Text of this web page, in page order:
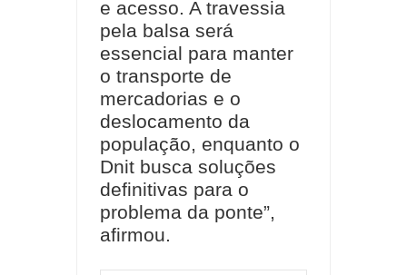
e acesso. A travessia
pela balsa será
essencial para manter
o transporte de
mercadorias e o
deslocamento da
população, enquanto o
Dnit busca soluções
definitivas para o
problema da ponte”,
afirmou.